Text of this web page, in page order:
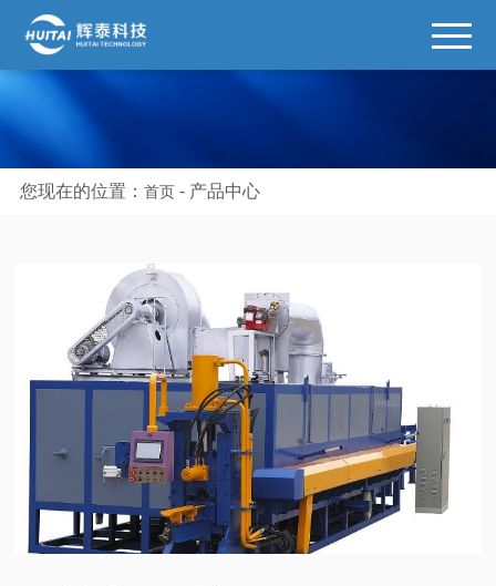
您现在的位置： 首页- 产品中心